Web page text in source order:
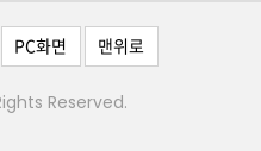
PC화면 맨위로
Reserved.